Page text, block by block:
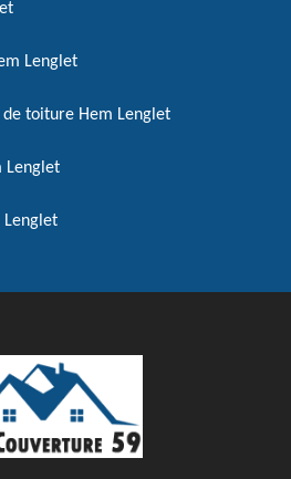
Lenglet
de toiture Hem Lenglet
Lenglet
Lenglet